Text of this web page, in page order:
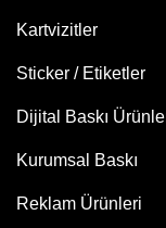
Kartvizitler
Sticker / Etiketler
Dijital Baskı
Kurumsal Baskı
Reklam Ürünleri